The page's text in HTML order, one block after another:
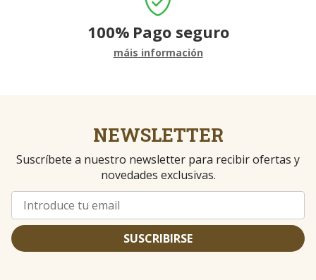
100% Pago seguro
máis información
NEWSLETTER
Suscríbete a nuestro newsletter para recibir ofertas y
novedades exclusivas.
SUSCRIBIRSE